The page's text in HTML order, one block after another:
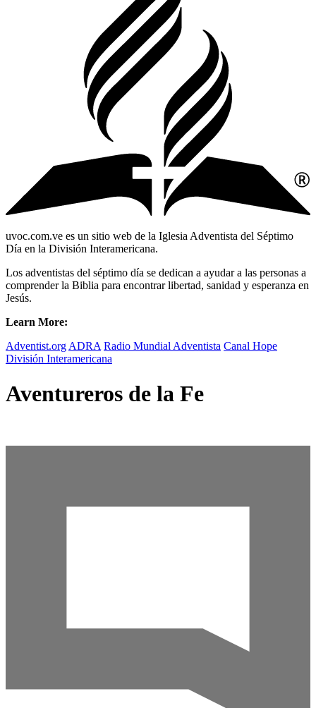
uvoc.com.ve es un sitio web de la Iglesia Adventista del Séptimo
Día en la División Interamericana.
Los adventistas del séptimo día se dedican a ayudar a las personas a
comprender la Biblia para encontrar libertad, sanidad y esperanza en
Jesús.
Learn More:
Adventist.org ADRA Radio Mundial Adventista Canal Hope
División Interamericana
Aventureros de la Fe